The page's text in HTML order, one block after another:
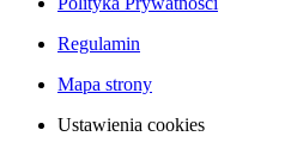
Regulamin
Mapa strony
Ustawienia cookies